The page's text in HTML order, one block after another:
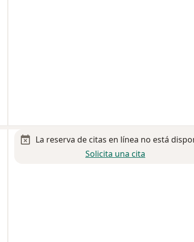
La reserva de citas en línea no está
Solicita una cita